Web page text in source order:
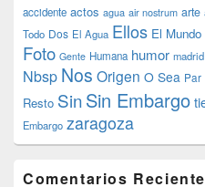
accidente actos agua air nostrum arte
Todo Dos El Agua Ellos El Mundo
Foto Gente Humana humor madrid
Nbsp Nos Origen O Sea Par
Resto SinSin Embargo
Embargo zaragoza
Comentarios